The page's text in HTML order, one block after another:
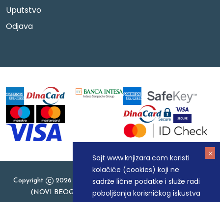
Sajt www.knjizara.com koristi
kolačiće (cookies) koji ne
sadrže lične podatke i služe radi
poboljšanja korisničkog iskustva
Uputstvo
Odjava
Copyright
2026 Knjizara.com - MAKART DOO BEOGRAD
(NOVI BEOGRAD), PIB: 105184104, MB: 20337524